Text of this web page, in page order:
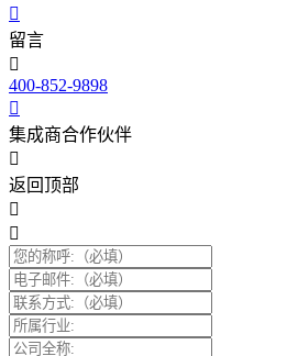
留言
400-852-9898
集成商合作伙伴
返回顶部